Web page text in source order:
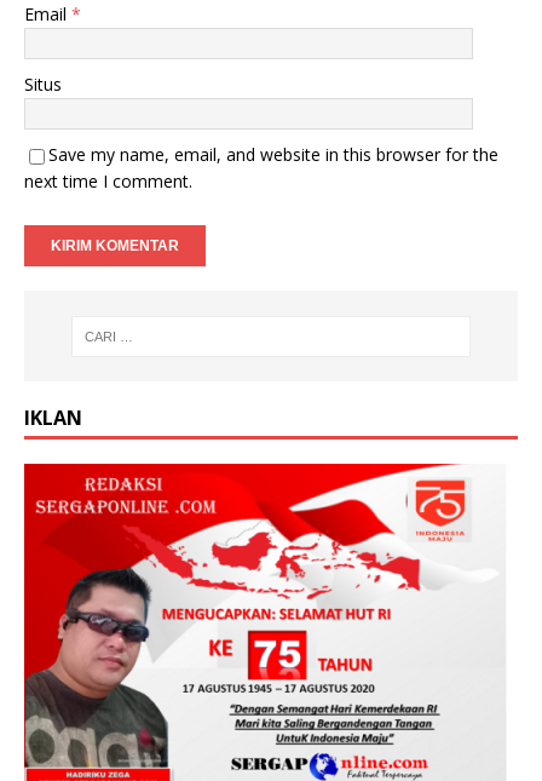
Email *
Situs
Save my name, email, and website in this browser for the
next time I comment.
IKLAN